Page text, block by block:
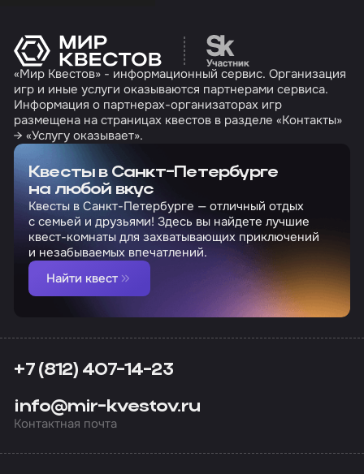
Перейти на сайт
«Мир Квестов» - информационный сервис. Организация
игр и иные услуги оказываются партнерами сервиса.
Информация о партнерах-организаторах игр
размещена на страницах квестов в разделе «Контакты»
→ «Услугу оказывает».
Квесты в Санкт-Петербурге
на любой вкус
Квесты в Санкт-Петербурге — отличный отдых
с семьей и друзьями! Здесь вы найдете лучшие
квест-комнаты для захватывающих приключений
и незабываемых впечатлений.
Найти квест
+7 (812) 407-14-23
info@mir-kvestov.ru
Контактная почта